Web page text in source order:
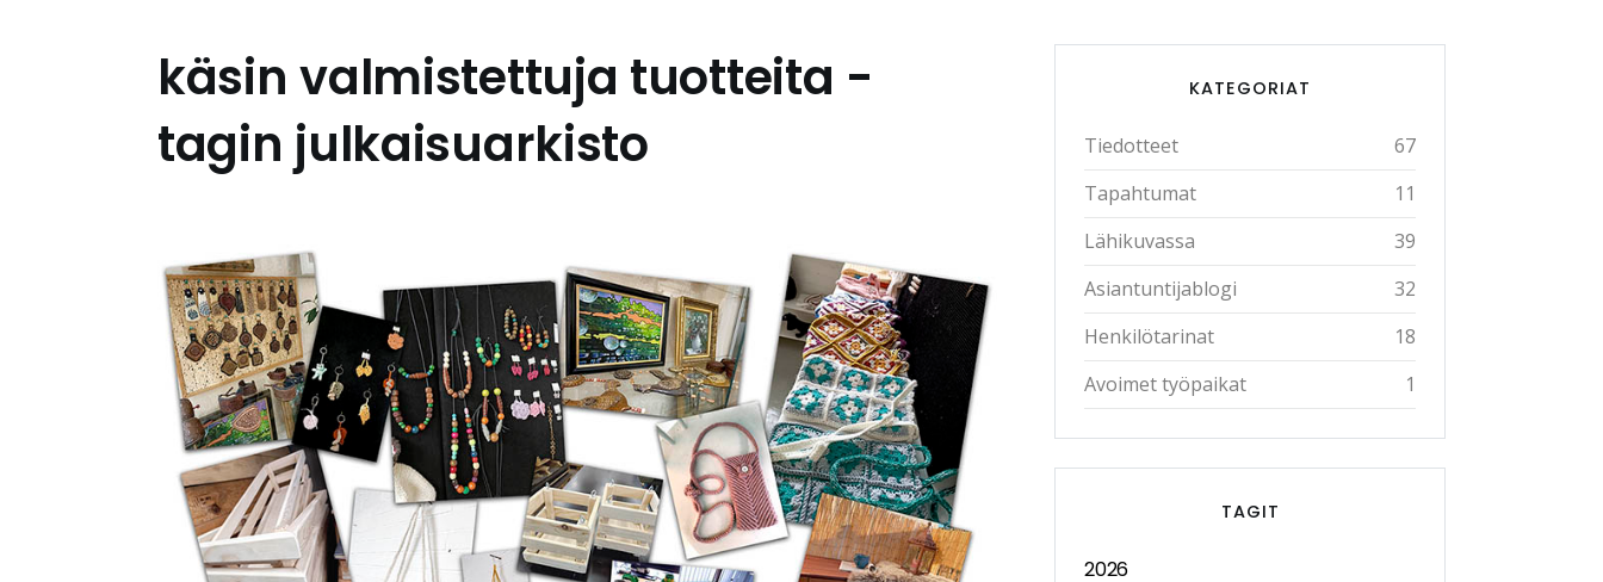
käsin valmistettuja tuotteita -
tagin julkaisuarkisto
KATEGORIAT
Tiedotteet
67
Tapahtumat
11
Lähikuvassa
39
Asiantuntijablogi
32
Henkilötarinat
18
Avoimet työpaikat
1
TAGIT
2026